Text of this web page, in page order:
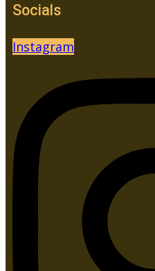
Socials
Instagram